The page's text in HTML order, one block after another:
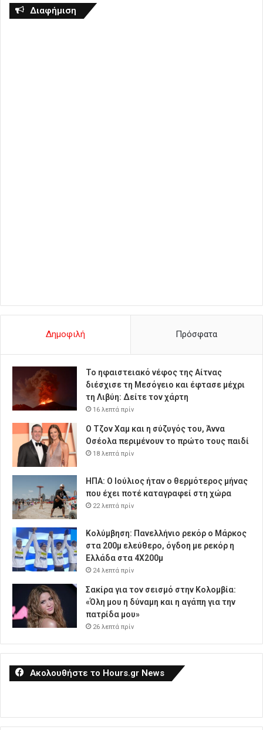
Διαφήμιση
Δημοφιλή Πρόσφατα
Το ηφαιστειακό νέφος της Αίτνας
διέσχισε τη Μεσόγειο και έφτασε μέχρι
τη Λιβύη: Δείτε τον χάρτη
16 λεπτά πρίν
Ο Τζον Χαμ και η σύζυγός του, Άννα
Οσέολα περιμένουν το πρώτο τους παιδί
18 λεπτά πρίν
ΗΠΑ: Ο Ιούλιος ήταν ο θερμότερος μήνας
που έχει ποτέ καταγραφεί στη χώρα
22 λεπτά πρίν
Κολύμβηση: Πανελλήνιο ρεκόρ ο Μάρκος
στα 200μ ελεύθερο, όγδοη με ρεκόρ η
Ελλάδα στα 4Χ200μ
24 λεπτά πρίν
Σακίρα για τον σεισμό στην Κολομβία:
«Όλη μου η δύναμη και η αγάπη για την
πατρίδα μου»
26 λεπτά πρίν
Ακολουθήστε το Hours.gr News